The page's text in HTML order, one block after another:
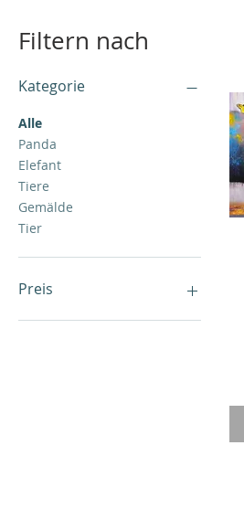
Filtern nach
Kategorie
Alle
Panda
Elefant
Tiere
Gemälde
Tier
Preis